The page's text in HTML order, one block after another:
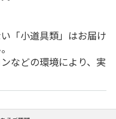
「小道具類」はお届け
などの環境により、実